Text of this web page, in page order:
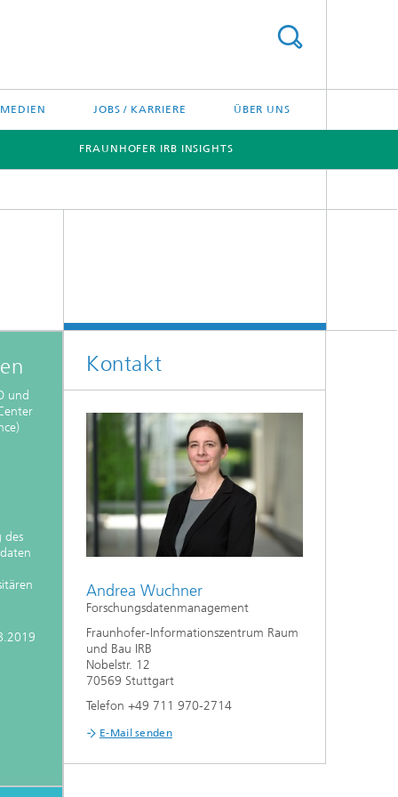
MEDIEN JOBS / KARRIERE ÜBER UNS
FRAUNHOFER IRB INSIGHTS
und
des
Kontakt
Andrea Wuchner
Forschungsdatenmanagement
Fraunhofer-Informationszentrum Raum
und Bau IRB
Nobelstr. 12
70569 Stuttgart
Telefon +49 711 970-2714
E-Mail senden